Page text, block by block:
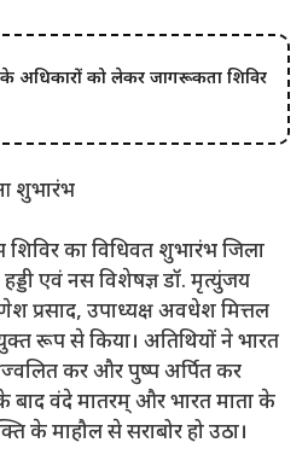
के अधिकारों को लेकर जागरूकता शिविर
शुभारंभ
का विधिवत शुभारंभ जिला
हड्डी एवं नस विशेषज्ञ डॉ. मृत्युंजय
प्रसाद, उपाध्यक्ष अवधेश मित्तल
रूप से किया। अतिथियों ने भारत
कर और पुष्प अर्पित कर
वंदे मातरम् और भारत माता के
के माहौल से सराबोर हो उठा।